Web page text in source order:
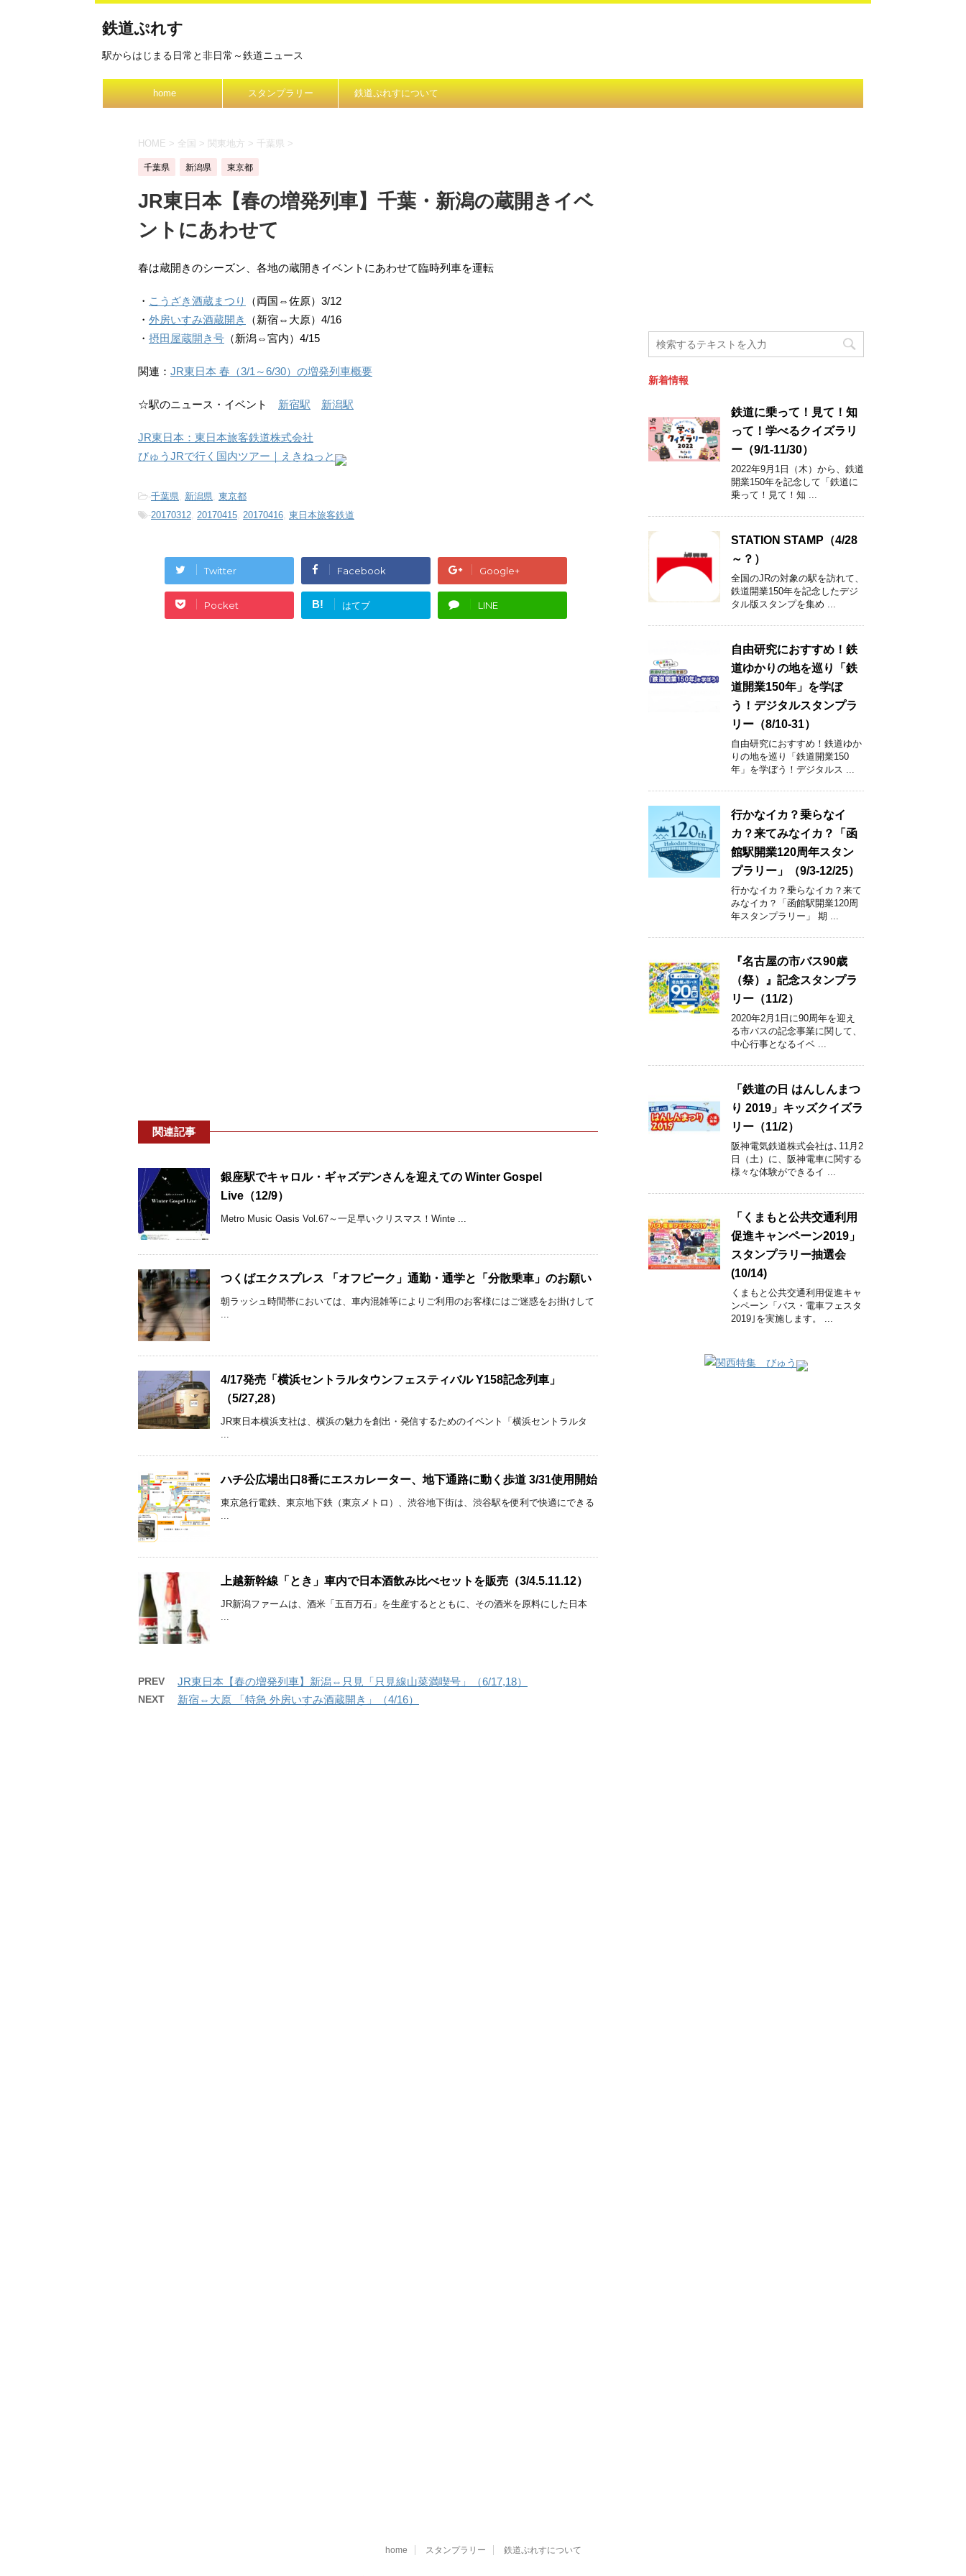
鉄道ぷれす
駅からはじまる日常と非日常～鉄道ニュース
home スタンプラリー 鉄道ぷれすについて
HOME > 全国 > 関東地方 > 千葉県 >
千葉県 新潟県 東京都
JR東日本【春の増発列車】千葉・新潟の蔵開きイベ
ントにあわせて
春は蔵開きのシーズン、各地の蔵開きイベントにあわせて臨時列車を運転
・ こうざき酒蔵まつり
（両国⇔佐原）3/12
・ 外房いすみ酒蔵開き
（新宿⇔大原）4/16
・ 摂田屋蔵開き号 （新潟⇔宮内）4/15
関連： JR東日本 春（3/1～6/30）の増発列車概要
☆駅のニュース・イベント 新宿駅 新潟駅
JR東日本：東日本旅客鉄道株式会社
びゅうJRで行く国内ツアー｜えきねっと
-千葉県, 新潟県, 東京都
-20170312, 20170415, 20170416, 東日本旅客鉄道
Twitter Facebook Google+
Pocket B! はてブ LINE
関連記事
銀座駅でキャロル・ギャズデンさんを迎えての Winter Gospel
Live（12/9）
Metro Music Oasis Vol.67～一足早いクリスマス！Winte ...
つくばエクスプレス 「オフピーク」通勤・通学と「分散乗車」のお願い
朝ラッシュ時間帯においては、車内混雑等によりご利用のお客様にはご迷惑をお掛けして
...
4/17発売「横浜セントラルタウンフェスティバル Y158記念列車」
（5/27,28）
JR東日本横浜支社は、横浜の魅力を創出・発信するためのイベント「横浜セントラルタ
...
ハチ公広場出口8番にエスカレーター、地下通路に動く歩道 3/31使用開始
東京急行電鉄、東京地下鉄（東京メトロ）、渋谷地下街は、渋谷駅を便利で快適にできる
...
上越新幹線「とき」車内で日本酒飲み比べセットを販売（3/4.5.11.12）
JR新潟ファームは、酒米「五百万石」を生産するとともに、その酒米を原料にした日本
...
PREV JR東日本【春の増発列車】新潟⇔只見「只見線山菜満喫号」（6/17,18）
NEXT 新宿⇔大原 「特急 外房いすみ酒蔵開き」（4/16）
新着情報
鉄道に乗って！見て！知
って！学べるクイズラリ
ー（9/1-11/30）
2022年9月1日（木）から、鉄道
開業150年を記念して「鉄道に
乗って！見て！知 ...
STATION STAMP（4/28
～？）
全国のJRの対象の駅を訪れて、
鉄道開業150年を記念したデジ
タル版スタンプを集め ...
自由研究におすすめ！鉄
道ゆかりの地を巡り「鉄
道開業150年」を学ぼ
う！デジタルスタンプラ
リー（8/10-31）
自由研究におすすめ！鉄道ゆか
りの地を巡り「鉄道開業150
年」を学ぼう！デジタルス ...
行かなイカ？乗らなイ
カ？来てみなイカ？「函
館駅開業120周年スタン
プラリー」（9/3-12/25）
行かなイカ？乗らなイカ？来て
みなイカ？「函館駅開業120周
年スタンプラリー」 期 ...
『名古屋の市バス90歳
（祭）』記念スタンプラ
リー（11/2）
2020年2月1日に90周年を迎え
る市バスの記念事業に関して、
中心行事となるイベ ...
「鉄道の日 はんしんまつ
り 2019」キッズクイズラ
リー（11/2）
阪神電気鉄道株式会社は､11月2
日（土）に、阪神電車に関する
様々な体験ができるイ ...
「くまもと公共交通利用
促進キャンペーン2019」
スタンプラリー抽選会
(10/14)
くまもと公共交通利用促進キャ
ンペーン「バス・電車フェスタ
2019｣を実施します。 ...
home スタンプラリー 鉄道ぷれすについて